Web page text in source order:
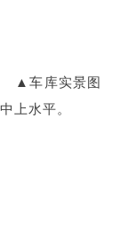
▲车库实景图
上水平。